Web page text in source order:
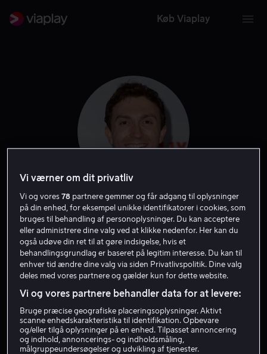
Køb Viaplay
Daryl Sabara
Stemme Skuespiller Gæst
Vi værner om dit privatliv
Vi og vores78 partnere gemmer og får adgang til oplysninger
på din enhed, for eksempel unikke identifikatorer i cookies, som
bruges til behandling af personoplysninger. Du kan acceptere
eller administrere dine valg ved at klikke nedenfor. Her kan du
også udøve din ret til at gøre indsigelse, hvis et
behandlingsgrundlag er baseret på legitim interesse. Du kan til
enhver tid ændre dine valg via siden Privatlivspolitik. Dine valg
deles med vores partnere og gælder kun for dette website.
Vi og vores partnere behandler data for at levere:
Bruge præcise geografiske placeringsoplysninger. Aktivt
scanne enhedskarakteristika til identifikation. Opbevare
og/eller tilgå oplysninger på en enhed. Tilpasset annoncering
og indhold, annoncerings- og indholdsmåling,
målgruppeundersøgelser og udvikling af tjenester.